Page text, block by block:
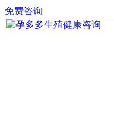
免费咨询